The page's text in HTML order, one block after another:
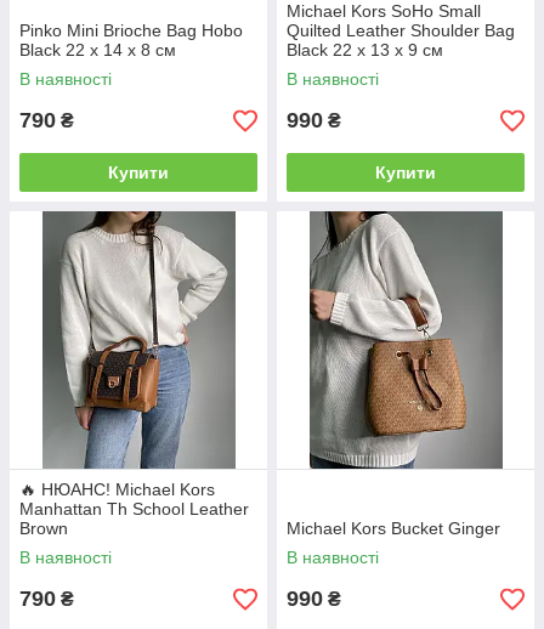
Pinko Mini Brioche Bag Hobo
Black 22 x 14 x 8 см
В наявності
790 ₴
Купити
Michael Kors SoHo Small
Quilted Leather Shoulder Bag
Black 22 х 13 х 9 см
В наявності
990 ₴
Купити
🔥 НЮАНС! Michael Kors
Manhattan Th School Leather
Brown
В наявності
790 ₴
Michael Kors Bucket Ginger
В наявності
990 ₴